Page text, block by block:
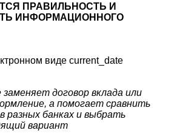
ПРАВИЛЬНОСТЬ И
ИНФОРМАЦИОННОГО
виде current_date
договор вклада или
а помогает сравнить
разных банках и выбрать
вариант